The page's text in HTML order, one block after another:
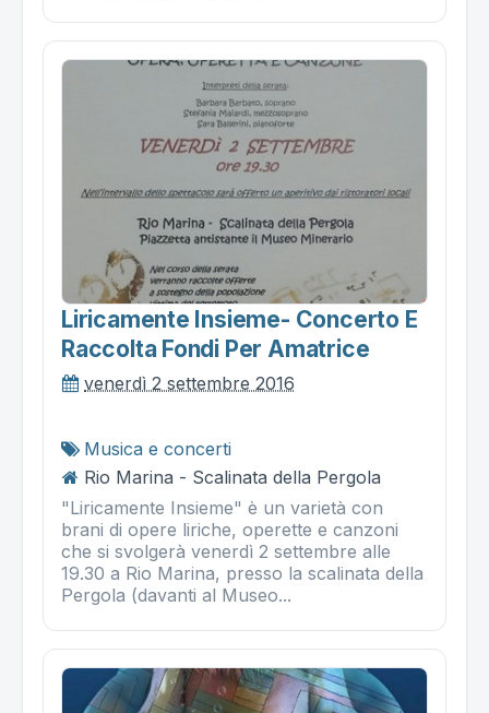
Liricamente Insieme- Concerto E
Raccolta Fondi Per Amatrice
venerdì 2 settembre 2016
Musica e concerti
Rio Marina - Scalinata della Pergola
"Liricamente Insieme" è un varietà con
brani di opere liriche, operette e canzoni
che si svolgerà venerdì 2 settembre alle
19.30 a Rio Marina, presso la scalinata della
Pergola (davanti al Museo...